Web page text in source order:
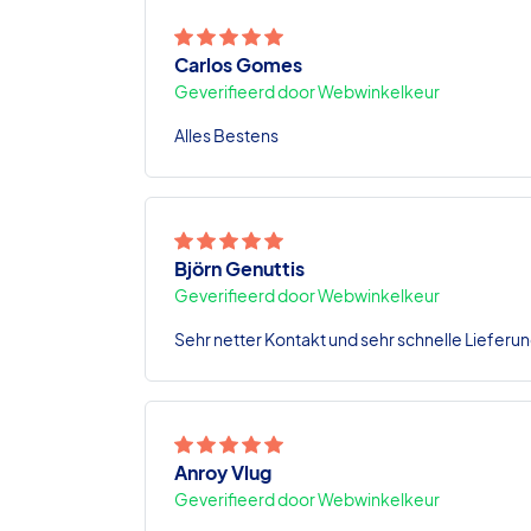
Carlos Gomes
Geverifieerd door Webwinkelkeur
Alles Bestens
Björn Genuttis
Geverifieerd door Webwinkelkeur
Sehr netter Kontakt und sehr schnelle
Anroy Vlug
Geverifieerd door Webwinkelkeur